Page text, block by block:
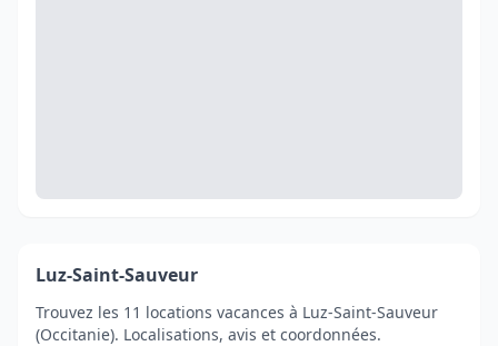
Luz-Saint-Sauveur
Trouvez les 11 locations vacances à Luz-Saint-Sauveur
(Occitanie). Localisations, avis et coordonnées.